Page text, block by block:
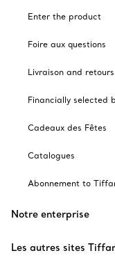
Enter the product
Foire aux questions
Livraison and retours
Financially selected
Cadeaux des Fêtes
Catalogues
Abonnement to
Notre enterprise
Les autres sites